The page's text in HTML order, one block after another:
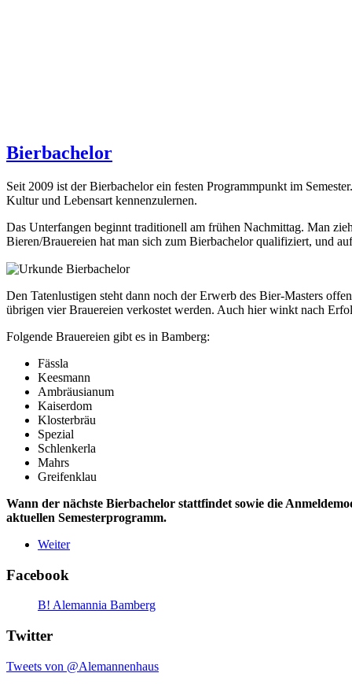
Bierbachelor
Seit 2009 ist der Bierbachelor ein festen Programmpunkt im
Kultur und Lebensart kennenzulernen.
Das Unterfangen beginnt traditionell am frühen Nachmittag. Man
Bieren/Brauereien hat man sich zum Bierbachelor qualifiziert, und
Den Tatenlustigen steht dann noch der Erwerb des Bier-Masters
übrigen vier Brauereien verkostet werden. Auch hier winkt nach
Folgende Brauereien gibt es in Bamberg:
Fässla
Keesmann
Ambräusianum
Kaiserdom
Klosterbräu
Spezial
Schlenkerla
Mahrs
Greifenklau
Wann der nächste Bierbachelor stattfindet sowie die
aktuellen Semesterprogramm.
Weiter
Facebook
B! Alemannia Bamberg
Twitter
Tweets von @Alemannenhaus